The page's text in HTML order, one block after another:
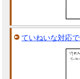
ていねいな対応